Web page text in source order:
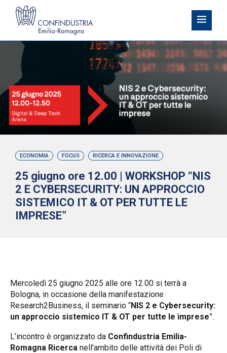
ECONOMIA FOCUS RICERCA E INNOVAZIONE
25 giugno ore 12.00 | WORKSHOP “NIS
2 E CYBERSECURITY: UN APPROCCIO
SISTEMICO IT & OT PER TUTTE LE
IMPRESE”
Mercoledì 25 giugno 2025 alle ore 12.00 si terrà a
Bologna, in occasione della manifestazione
Research2Business, il seminario “NIS 2 e Cybersecurity:
un approccio sistemico IT & OT per tutte le imprese”.
L’incontro è organizzato da Confindustria Emilia-
Romagna Ricerca nell’ambito delle attività dei Poli di